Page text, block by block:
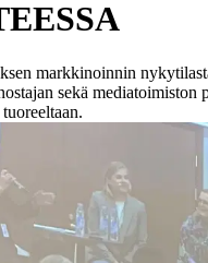
markkinoinnin
sekä